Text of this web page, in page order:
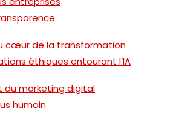
cœur de la transformation
éthiques entourant l’IA
du marketing digital
humain